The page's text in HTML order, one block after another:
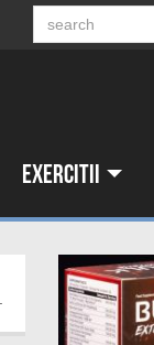
Exercitii